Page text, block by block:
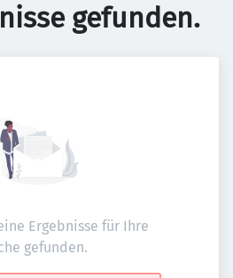
gefunden.
Ergebnisse für Ihre
gefunden.